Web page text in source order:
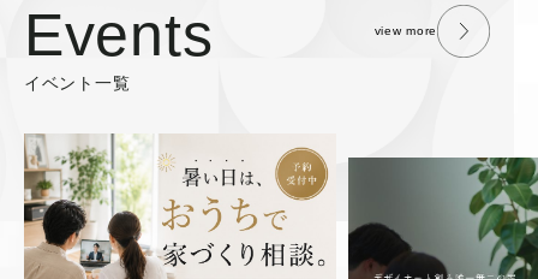
Events
イベント一覧
view more